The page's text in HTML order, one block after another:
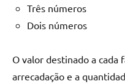
Três números
Dois números
O valor destinado a cada
arrecadação e a